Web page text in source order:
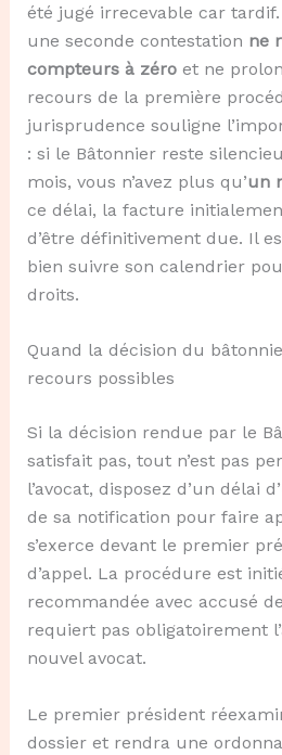
été jugé irrecevable car tardif.
une seconde contestation ne
compteurs à zéroet ne
recours de la première
jurisprudence souligne
: si le Bâtonnier reste
mois, vous n’avez plus qu’un
ce délai, la facture
d’être définitivement due. Il
bien suivre son calendrier
droits.
Quand la décision du
recours possibles
Si la décision rendue par le
satisfait pas, tout n’est pas
l’avocat, disposez d’un délai
de sa notification pour faire
s’exerce devant le premier
d’appel. La procédure est
recommandée avec accusé
requiert pas obligatoirement
nouvel avocat.
Le premier président
dossier et rendra une